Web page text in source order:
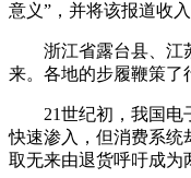
意义”，并将该报道收
浙江省露台县、江苏
来。各地的步履鞭策了
21世纪初，我国电
快速渗入，但消费系统
取无来由退货呼吁成为